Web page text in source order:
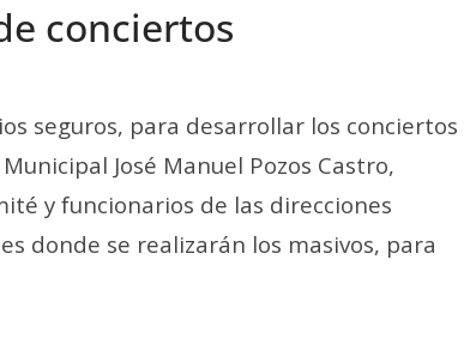
conciertos
seguros, para desarrollar los conciertos
José Manuel Pozos Castro,
y funcionarios de las direcciones
donde se realizarán los masivos, para